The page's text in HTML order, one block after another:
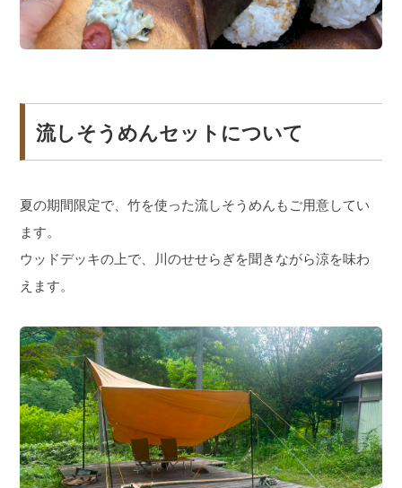
流しそうめんセットについて
夏の期間限定で、竹を使った流しそうめんもご用意してい
ます。
ウッドデッキの上で、川のせせらぎを聞きながら涼を味わ
えます。